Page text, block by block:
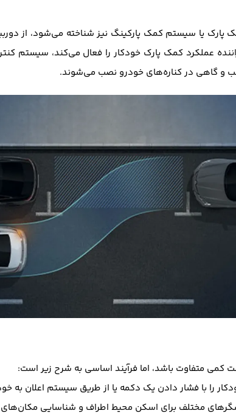
یا سیستم کمک پارکینگ نیز شناخته می‌شود، از
عملکرد کمک پارک خودکار را فعال می‌کند، سیستم
و گاهی در کناره‌های خودرو نصب می‌شوند.
کمی متفاوت باشد، اما فرآیند اساسی به شرح زیر است:
را با فشار دادن یک دکمه یا از طریق سیستم اعلان به
مختلف برای اسکن محیط اطراف و شناسایی مکان‌های